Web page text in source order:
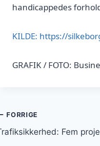
handicappedes
KILDE: https://
GRAFIK / FOTO:
FORRIGE
Fem